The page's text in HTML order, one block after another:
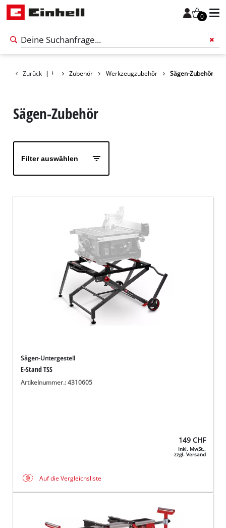
0
Füge
Zurück | Zubehör Werkzeugzubehör Sägen-Zubehör
Sägen-Zubehör
Filter auswählen
Sägen-Untergestell
E-Stand TSS
Artikelnummer.: 4310605
149 CHF
Inkl. MwSt.,
zzgl. Versand
Auf die Vergleichsliste